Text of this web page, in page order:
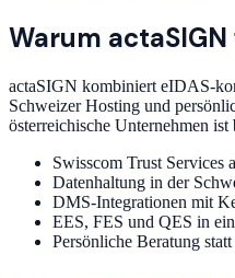
Warum
actaSIGN kombiniert eIDAS-
Schweizer Hosting und
österreichische Unternehmen ist
Swisscom Trust Services
Datenhaltung in der
DMS-Integrationen mit
EES, FES und QES in
Persönliche Beratung